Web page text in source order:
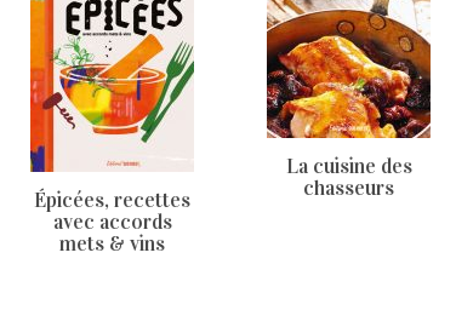
Épicées, recettes
avec accords
mets & vins
La cuisine des
chasseurs